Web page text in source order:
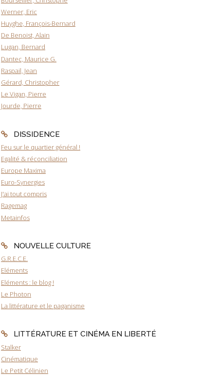
Werner, Eric
Huyghe, François-Bernard
De Benoist, Alain
Lugan, Bernard
Dantec, Maurice G.
Raspail, Jean
Gérard, Christopher
Le Vigan, Pierre
Jourde, Pierre
DISSIDENCE
Feu sur le quartier général !
Egalité & réconciliation
Europe Maxima
Euro-Synergies
J'ai tout compris
Ragemag
Metainfos
NOUVELLE CULTURE
G.R.E.C.E.
Eléments
Eléments : le blog !
Le Photon
La littérature et le paganisme
LITTÉRATURE ET CINÉMA EN LIBERTÉ
Stalker
Cinématique
Le Petit Célinien